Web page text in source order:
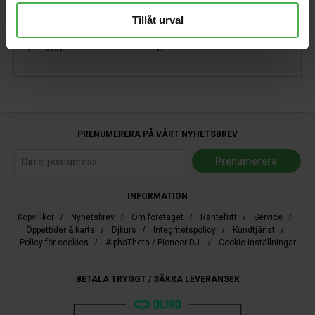
Tillåt urval
PRENUMERERA PÅ VÅRT NYHETSBREV
INFORMATION
Köpvillkor / Nyhetsbrev / Om företaget / Räntefritt / Service /
Öppettider & karta / Djkurs / Integritetspolicy / Kundtjänst /
Policy för cookies / AlphaTheta / Pioneer DJ / Cookie-inställningar
BETALA TRYGGT / SÄKRA LEVERANSER